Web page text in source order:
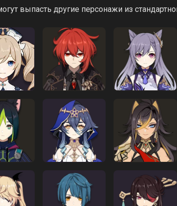
выпасть другие персонажи из